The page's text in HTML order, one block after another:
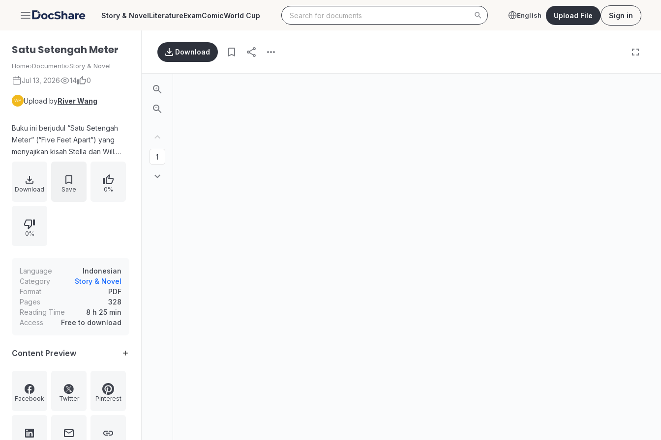
DocShare Story & NovelLiteratureExamComicWorld Cup English Upload File Sign in
Satu Setengah Meter
Home›Documents›Story & Novel
Jul 13, 2026 14 0
Upload byRiver Wang
Buku ini berjudul “Satu Setengah
Meter” (“Five Feet Apart”) yang
menyajikan kisah Stella dan Will.
hak cipta, ketentuan pelanggaran
hak cipta menurut Undang-undang
ilustrator sampul, serta dedikasi
untuk pasien fibrosis kistik,
Download Save 0%
0%
Language
Indonesian
Category
Story & Novel
Format
PDF
Pages
328
Reading Time
8 h 25 min
Access
Free to download
Content Preview
Facebook Twitter Pinterest
Download